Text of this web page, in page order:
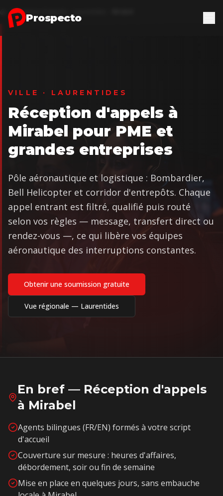
Aller au contenu principal
Prospecto
AccueilRéception d'appels
VILLE · LAURENTIDES
Réception d'appels à
Mirabel pour PME et
grandes entreprises
Pôle aéronautique et logistique : Bombardier,
Bell Helicopter et corridor d'entrepôts. Chaque
appel entrant est filtré, qualifié puis routé
selon vos règles — message, transfert direct ou
rendez-vous —, ce qui libère vos équipes
aéronautique des interruptions constantes.
Obtenir une soumission gratuite
Vue régionale — Laurentides
En bref — Réception d'appels
à Mirabel
Agents bilingues (FR/EN) formés à votre script
d'accueil
Couverture sur mesure : heures d'affaires,
débordement, soir ou fin de semaine
Mise en place en quelques jours, sans embauche